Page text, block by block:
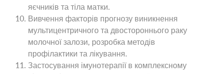
яєчників та тіла матки.
Вивчення факторів прогнозу виникнення
мультицентричного та двостороннього раку
молочної залози, розробка методів
профілактики та лікування.
Застосування імунотерапії в комплексному